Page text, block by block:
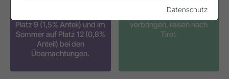
Platz 9 (1,5% Anteil) und im
Sommer auf Platz 12 (0,8%
Anteil) bei den
Übernachtungen.
35% der Dän:innen, die
ihren Österreich-Urlaub
verbringen, reisen nach
Tirol.
Datenschutz